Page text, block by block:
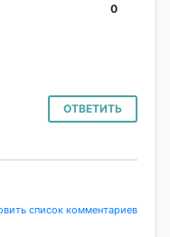
0
ОТВЕТИТЬ
список комментариев